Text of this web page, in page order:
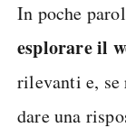
In poche
esplorare il
rilevanti e,
dare una